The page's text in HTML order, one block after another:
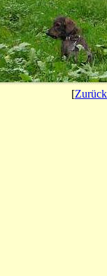
[Zurück